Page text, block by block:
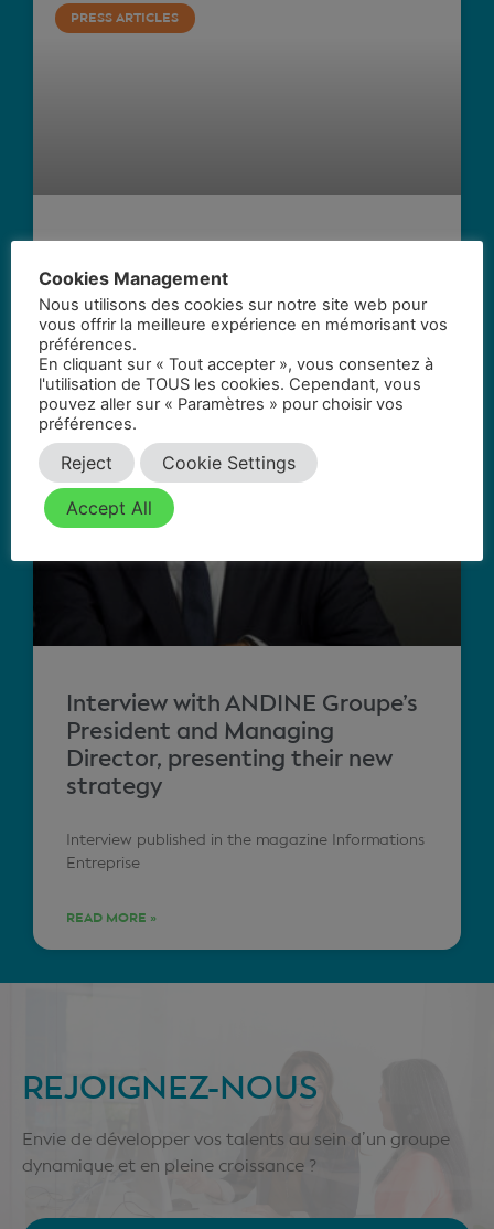
PRESS ARTICLES
SAFEONE, a unique solution for security
READ MORE »
PRESS ARTICLES
Interview with ANDINE Groupe’s
President and Managing
Director, presenting their new
strategy
Interview published in the magazine Informations
Entreprise
READ MORE »
REJOIGNEZ-NOUS
Envie de développer vos talents au sein d’un groupe
dynamique et en pleine croissance ?
Cookies Management
Nous utilisons des cookies sur notre site web pour
vous offrir la meilleure expérience en mémorisant vos
préférences.
En cliquant sur « Tout accepter », vous consentez à
l'utilisation de TOUS les cookies. Cependant, vous
pouvez aller sur « Paramètres » pour choisir vos
préférences.
Reject Cookie Settings
Accept All